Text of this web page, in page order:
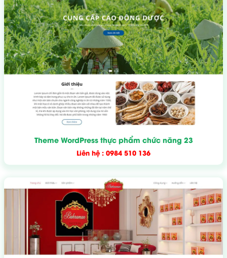
Theme WordPress thực phẩm chức năng 23
Liên hệ : 0984 510 136